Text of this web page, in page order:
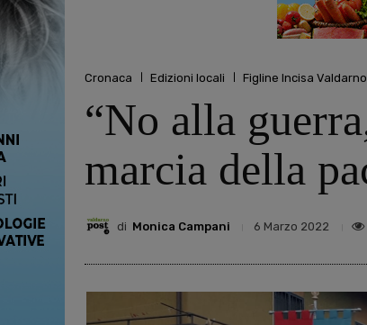
Cronaca Edizioni locali Figline Incisa Valdarno
“No alla
marcia della
di Monica Campani 6 Marzo 2022